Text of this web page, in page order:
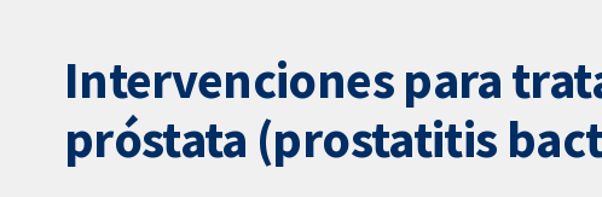
Intervenciones para
próstata (prostatitis